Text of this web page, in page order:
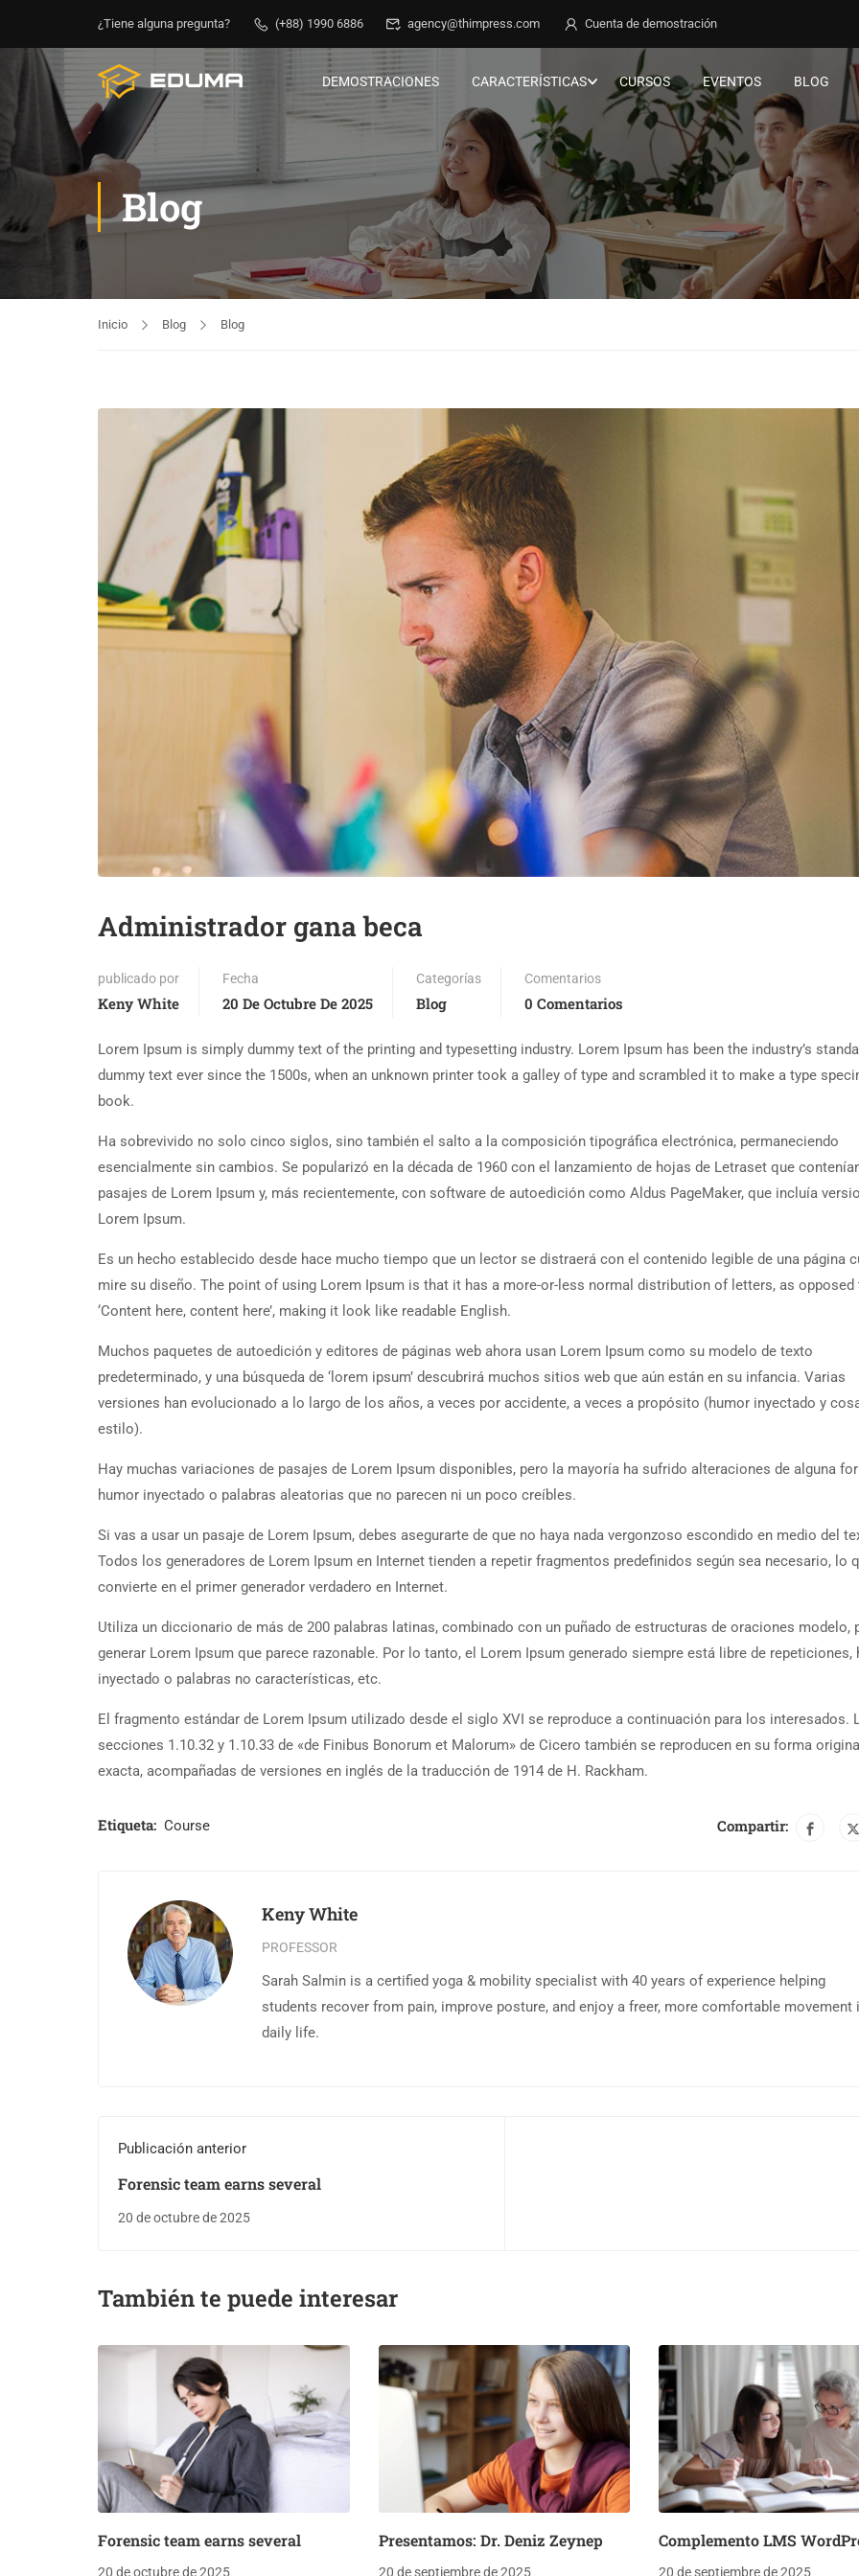
¿Tiene alguna pregunta? (+88) 1990 6886 agency@thimpress.com Cuenta de demostración
DEMOSTRACIONES CARACTERÍSTICAS CURSOS EVENTOS BLOG
Blog
Inicio Blog Blog
Administrador gana beca
publicado por
Keny White
Fecha
20 De Octubre De 2025
Categorías
Blog
Comentarios
0 Comentarios
Lorem Ipsum is simply dummy text of the printing and typesetting industry. Lorem Ipsum has been the industry’s
dummy text ever since the 1500s, when an unknown printer took a galley of type and scrambled it to make a type
book.
Ha sobrevivido no solo cinco siglos, sino también el salto a la composición tipográfica electrónica, permaneciendo
esencialmente sin cambios. Se popularizó en la década de 1960 con el lanzamiento de hojas de Letraset que
pasajes de Lorem Ipsum y, más recientemente, con software de autoedición como Aldus PageMaker, que incluía
Lorem Ipsum.
Es un hecho establecido desde hace mucho tiempo que un lector se distraerá con el contenido legible de una página
mire su diseño. The point of using Lorem Ipsum is that it has a more-or-less normal distribution of letters, as opposed
‘Content here, content here’, making it look like readable English.
Muchos paquetes de autoedición y editores de páginas web ahora usan Lorem Ipsum como su modelo de texto
predeterminado, y una búsqueda de ‘lorem ipsum’ descubrirá muchos sitios web que aún están en su infancia. Varias
versiones han evolucionado a lo largo de los años, a veces por accidente, a veces a propósito (humor inyectado y
estilo).
Hay muchas variaciones de pasajes de Lorem Ipsum disponibles, pero la mayoría ha sufrido alteraciones de alguna
humor inyectado o palabras aleatorias que no parecen ni un poco creíbles.
Si vas a usar un pasaje de Lorem Ipsum, debes asegurarte de que no haya nada vergonzoso escondido en medio del
Todos los generadores de Lorem Ipsum en Internet tienden a repetir fragmentos predefinidos según sea necesario, lo
convierte en el primer generador verdadero en Internet.
Utiliza un diccionario de más de 200 palabras latinas, combinado con un puñado de estructuras de oraciones modelo,
generar Lorem Ipsum que parece razonable. Por lo tanto, el Lorem Ipsum generado siempre está libre de repeticiones,
inyectado o palabras no características, etc.
El fragmento estándar de Lorem Ipsum utilizado desde el siglo XVI se reproduce a continuación para los interesados.
secciones 1.10.32 y 1.10.33 de «de Finibus Bonorum et Malorum» de Cicero también se reproducen en su forma
exacta, acompañadas de versiones en inglés de la traducción de 1914 de H. Rackham.
Etiqueta: Course Compartir:
Keny White
PROFESSOR
Sarah Salmin is a certified yoga & mobility specialist with 40 years of experience helping
students recover from pain, improve posture, and enjoy a freer, more comfortable movement
daily life.
Publicación anterior
Forensic team earns several
20 de octubre de 2025
También te puede interesar
Forensic team earns several
20 de octubre de 2025
Presentamos: Dr. Deniz Zeynep
20 de septiembre de 2025
Complemento LMS
20 de septiembre de 2025